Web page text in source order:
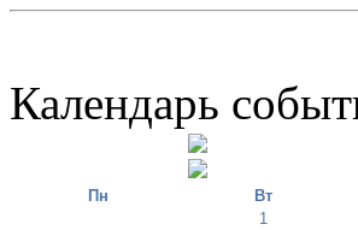
Календарь
Пн Вт
1